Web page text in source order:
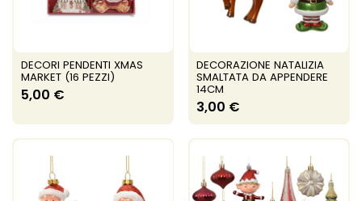
DECORI PENDENTI XMAS
MARKET (16 PEZZI)
5,00 €
DECORAZIONE NATALIZIA
SMALTATA DA APPENDERE
14CM
3,00 €